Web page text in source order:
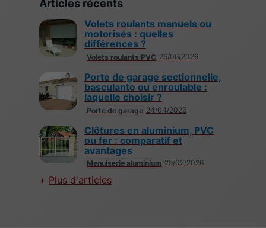
Articles récents
Volets roulants PVC 25/06/2026
Volets roulants manuels ou
motorisés : quelles
différences ?
Porte de garage 24/04/2026
Porte de garage sectionnelle,
basculante ou enroulable :
laquelle choisir ?
Menuiserie aluminium 25/02/2026
Clôtures en aluminium, PVC
ou fer : comparatif et
avantages
Plus d'articles